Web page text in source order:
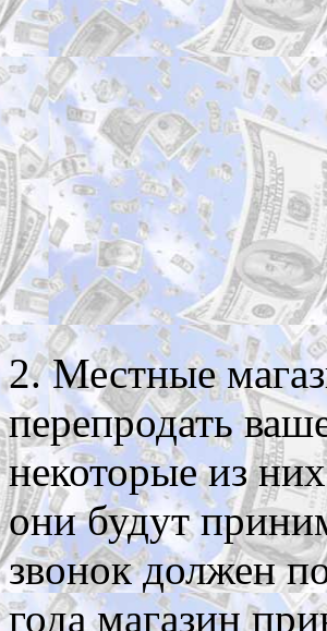
2. Местные
перепродать
некоторые из
они будут
звонок должен
года магазин